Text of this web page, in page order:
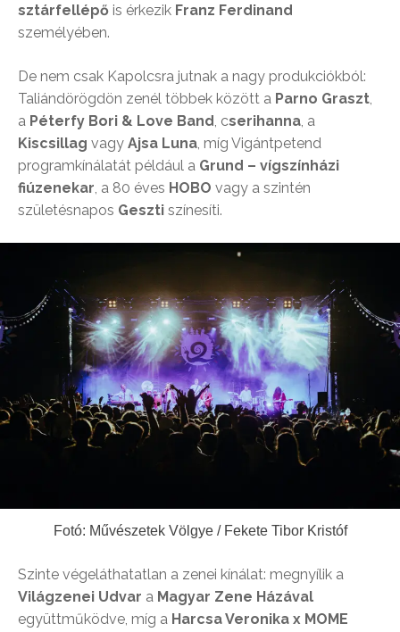
sztárfellépő is érkezik Franz Ferdinand
személyében.
De nem csak Kapolcsra jutnak a nagy produkciókból:
Taliándörögdön zenél többek között a Parno Graszt
a Péterfy Bori & Love Band , cserihanna , a
Kiscsillag vagy Ajsa Luna , míg Vigántpetend
programkínálatát például a Grund – vígszínházi
fiúzenekar , a 80 éves HOBO vagy a szintén
születésnapos Geszti színesíti.
Fotó: Művészetek Völgye / Fekete Tibor Kristóf
Szinte végeláthatatlan a zenei kínálat: megnyílik a
Világzenei Udvar a Magyar Zene Házával
együttműködve, míg a Harcsa Veronika x MOME